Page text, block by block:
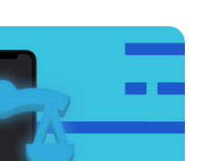
порядке
данную
она убережет от
В